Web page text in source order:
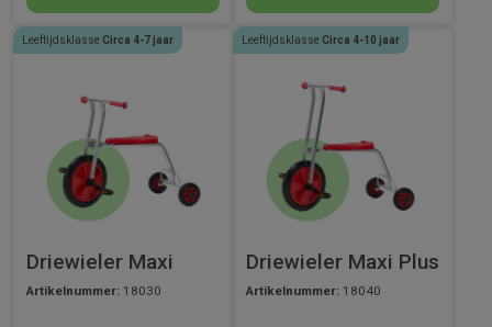
Leeftijdsklasse Circa 4-7 jaar
Driewieler Maxi
Artikelnummer: 18030
Leeftijdsklasse Circa 4-10 jaar
Driewieler Maxi Plus
Artikelnummer: 18040